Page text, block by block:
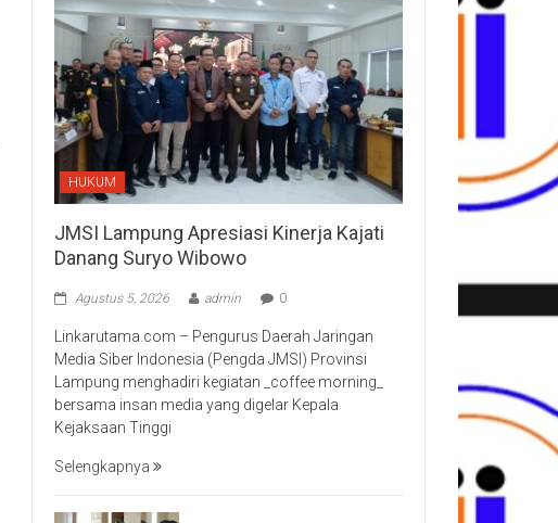
HUKUM
JMSI Lampung Apresiasi Kinerja Kajati
Danang Suryo Wibowo
Agustus 5, 2026 admin 0
Linkarutama.com – Pengurus Daerah Jaringan
Media Siber Indonesia (Pengda JMSI) Provinsi
Lampung menghadiri kegiatan _coffee morning_
bersama insan media yang digelar Kepala
Kejaksaan Tinggi
Selengkapnya